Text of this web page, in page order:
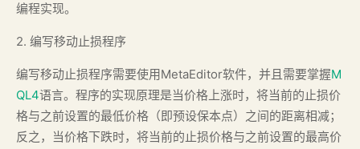
编程实现。
2. 编写移动止损程序
编写移动止损程序需要使用MetaEditor软件，并且需要掌握M
QL4语言。程序的实现原理是当价格上涨时，将当前的止损价
格与之前设置的最低价格（即预设保本点）之间的距离相减；
反之，当价格下跌时，将当前的止损价格与之前设置的最高价